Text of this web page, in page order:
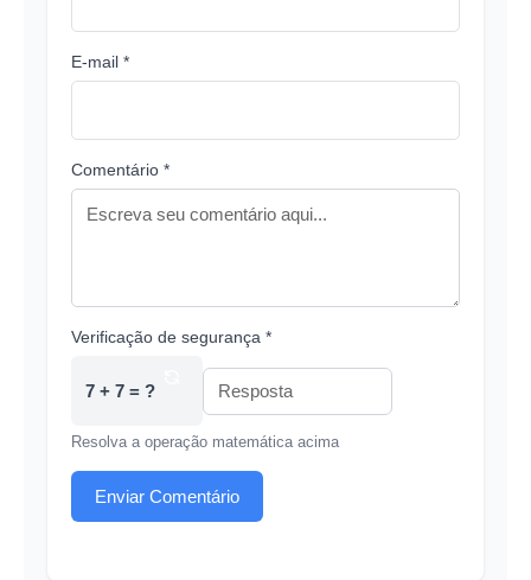
E-mail *
Comentário *
Verificação de segurança *
7 + 7 = ?
Resolva a operação matemática acima
Enviar Comentário